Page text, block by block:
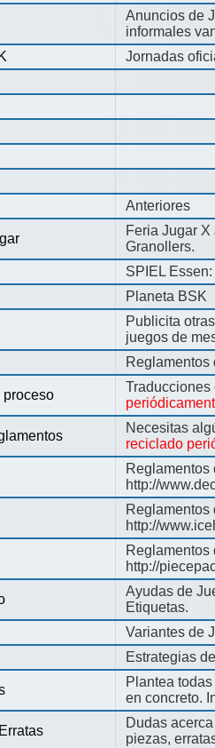
Anuncios de
informales
Jornadas
Anteriores
Feria Jugar
Granollers.
SPIEL
Planeta BSK
Publicita
juegos de
Reglamentos
proceso
Necesitas
reciclado
Reglamentos
http://
Reglamentos
http://
Reglamentos
http://
Ayudas de
Etiquetas.
Variantes de
Estrategias
Plantea
en concreto.
Dudas
piezas,